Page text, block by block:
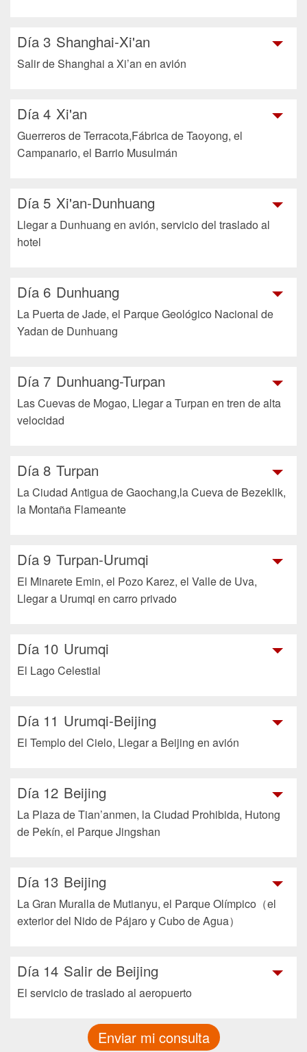
Día 3 Shanghai-Xi'an
Salir de Shanghai a Xi’an en avión
Día 4 Xi'an
Guerreros de Terracota,Fábrica de Taoyong, el
Campanario, el Barrio Musulmán
Día 5 Xi'an-Dunhuang
Llegar a Dunhuang en avión, servicio del traslado al
hotel
Día 6 Dunhuang
La Puerta de Jade, el Parque Geológico Nacional de
Yadan de Dunhuang
Día 7 Dunhuang-Turpan
Las Cuevas de Mogao, Llegar a Turpan en tren de alta
velocidad
Día 8 Turpan
La Ciudad Antigua de Gaochang,la Cueva de Bezeklik,
la Montaña Flameante
Día 9 Turpan-Urumqi
El Minarete Emin, el Pozo Karez, el Valle de Uva,
Llegar a Urumqi en carro privado
Día 10 Urumqi
El Lago Celestial
Día 11 Urumqi-Beijing
El Templo del Cielo, Llegar a Beijing en avión
Día 12 Beijing
La Plaza de Tian’anmen, la Ciudad Prohibida, Hutong
de Pekín, el Parque Jingshan
Día 13 Beijing
La Gran Muralla de Mutianyu, el Parque Olímpico（el
exterior del Nido de Pájaro y Cubo de Agua）
Día 14 Salir de Beijing
El servicio de traslado al aeropuerto
Enviar mi consulta